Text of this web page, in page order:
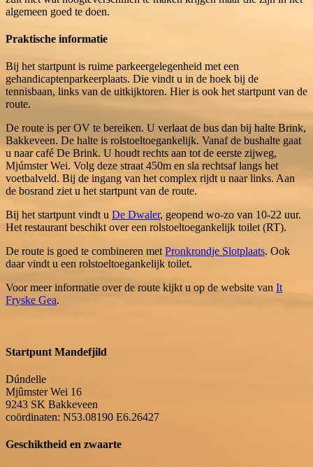
algemeen goed te doen.
Praktische informatie
Bij het startpunt is ruime parkeergelegenheid met een
gehandicaptenparkeerplaats. Die vindt u in de hoek bij de
tennisbaan, links van de uitkijktoren. Hier is ook het startpunt van de
route.
De route is per OV te bereiken. U verlaat de bus dan bij halte Brink,
Bakkeveen. De halte is rolstoeltoegankelijk. Vanaf de bushalte gaat
u naar café De Brink. U houdt rechts aan tot de eerste zijweg,
Mjúmster Wei. Volg deze straat 450m en sla rechtsaf langs het
voetbalveld. Bij de ingang van het complex rijdt u naar links. Aan
de bosrand ziet u het startpunt van de route.
Bij het startpunt vindt u De Dwaler, geopend wo-zo van 10-22 uur.
Het restaurant beschikt over een rolstoeltoegankelijk toilet (RT).
De route is goed te combineren met Pronkrondje Slotplaats. Ook
daar vindt u een rolstoeltoegankelijk toilet.
Voor meer informatie over de route kijkt u op de website van It
Fryske Gea.
Startpunt Mandefjild
Dúndelle
Mjûmster Wei 16
9243 SK Bakkeveen
coördinaten: N53.08190 E6.26427
Geschiktheid en zwaarte